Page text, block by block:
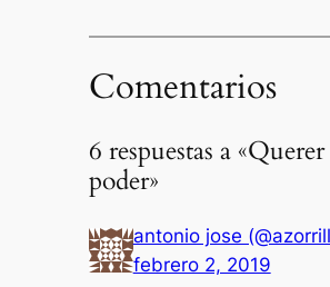
Comentarios
6 respuestas a
poder»
antonio jose
febrero 2, 2019